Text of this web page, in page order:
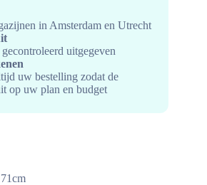
in Amsterdam en Utrecht
uitgegeven
uw bestelling zodat de
op uw plan en budget